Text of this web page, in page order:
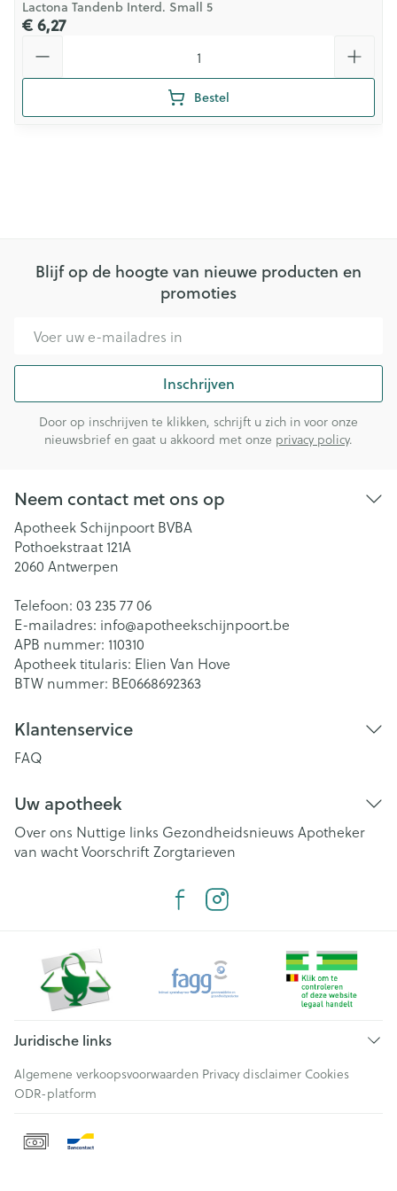
Lactona Tandenb Interd. Small 5
€ 6,27
Bestel
Blijf op de hoogte van nieuwe producten en
promoties
Inschrijven
Door op inschrijven te klikken, schrijft u zich in voor onze
nieuwsbrief en gaat u akkoord met onze privacy policy.
Neem contact met ons op
Apotheek Schijnpoort BVBA
Pothoekstraat 121A
2060 Antwerpen
Telefoon: 03 235 77 06
E-mailadres: info@apotheekschijnpoort.be
APB nummer: 110310
Apotheek titularis: Elien Van Hove
BTW nummer: BE0668692363
Klantenservice
FAQ
Uw apotheek
Over ons Nuttige links Gezondheidsnieuws Apotheker
van wachtVoorschriftZorgtarieven
Juridische links
Algemene verkoopsvoorwaarden Privacy disclaimer Cookies
ODR-platform